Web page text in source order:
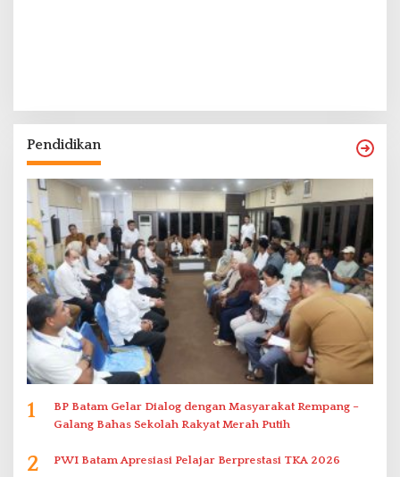
Pendidikan
1
BP Batam Gelar Dialog dengan Masyarakat Rempang –
Galang Bahas Sekolah Rakyat Merah Putih
2 PWI Batam Apresiasi Pelajar Berprestasi TKA 2026